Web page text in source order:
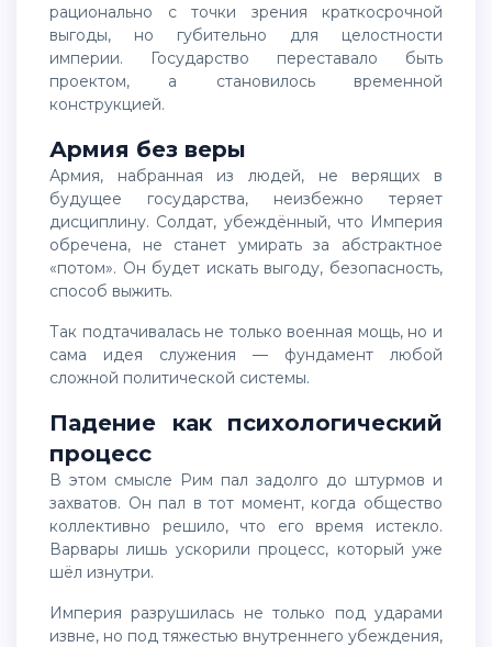
рационально с точки зрения краткосрочной
выгоды, но губительно для целостности
империи. Государство переставало быть
проектом, а становилось временной
конструкцией.
Армия без веры
Армия, набранная из людей, не верящих в
будущее государства, неизбежно теряет
дисциплину. Солдат, убеждённый, что Империя
обречена, не станет умирать за абстрактное
«потом». Он будет искать выгоду, безопасность,
способ выжить.
Так подтачивалась не только военная мощь, но и
сама идея служения — фундамент любой
сложной политической системы.
Падение как психологический
процесс
В этом смысле Рим пал задолго до штурмов и
захватов. Он пал в тот момент, когда общество
коллективно решило, что его время истекло.
Варвары лишь ускорили процесс, который уже
шёл изнутри.
Империя разрушилась не только под ударами
извне, но под тяжестью внутреннего убеждения,